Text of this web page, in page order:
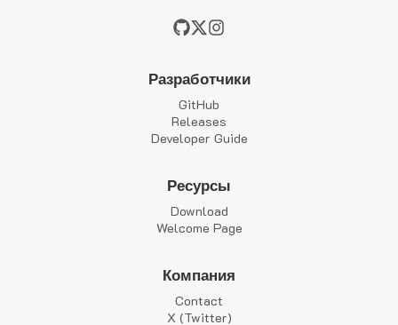
Разработчики
GitHub
Releases
Developer Guide
Ресурсы
Download
Welcome Page
Компания
Contact
X (Twitter)